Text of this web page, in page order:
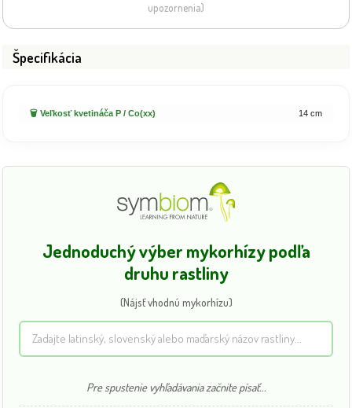
upozornenia)
Špecifikácia
🗑️ Veľkosť kvetináča P / Co(xx) 14 cm
Jednoduchý výber mykorhízy podľa
druhu rastliny
(Nájsť vhodnú mykorhízu)
Pre spustenie vyhľadávania začnite písať...